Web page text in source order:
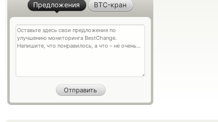
Предложения BTC-кран